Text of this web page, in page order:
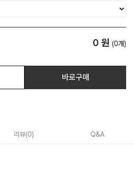
0 원 (0개)
바로구매
리뷰(0) Q&A